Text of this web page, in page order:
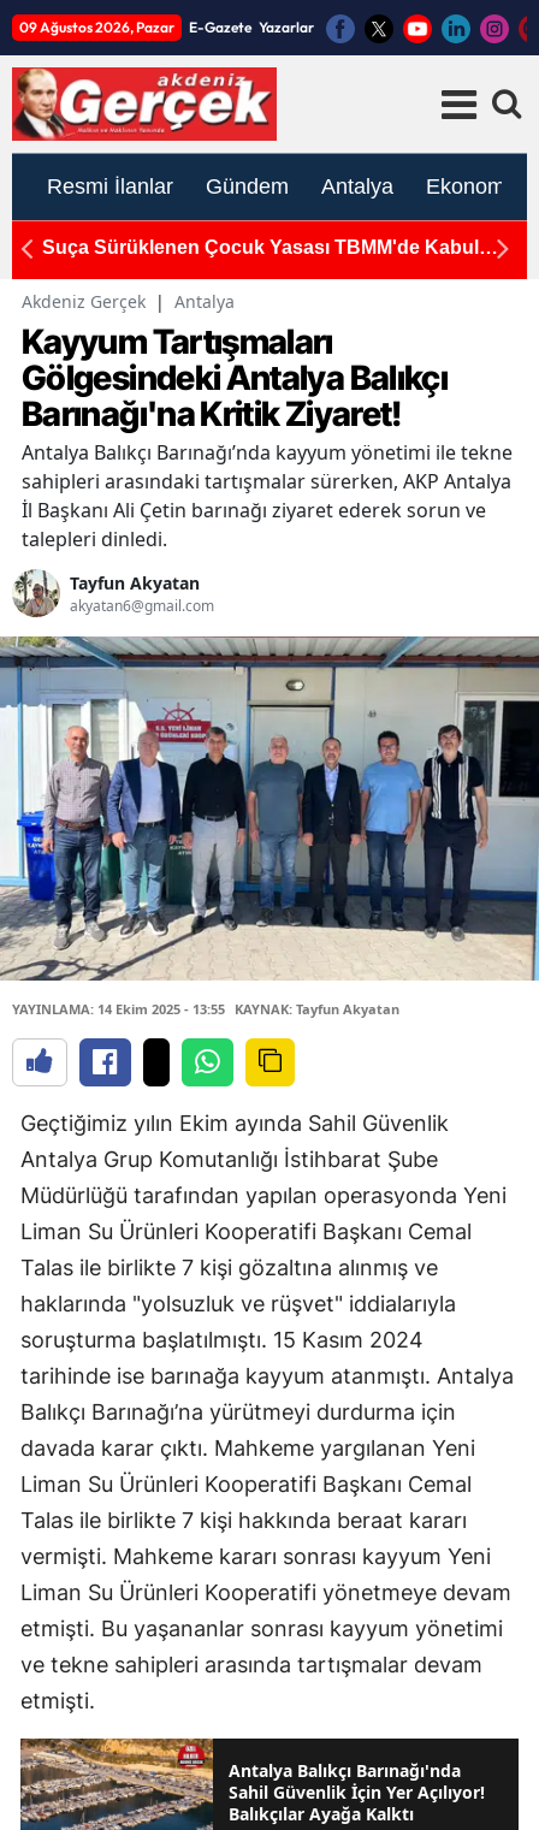
09 Ağustos 2026, Pazar E-Gazete Yazarlar
Resmi İlanlar Gündem Antalya Ekonomi
Suça Sürüklenen Çocuk Yasası TBMM'de Kabul
Akdeniz Gerçek | Antalya
Kayyum Tartışmaları
Gölgesindeki Antalya Balıkçı
Barınağı'na Kritik Ziyaret!
Antalya Balıkçı Barınağı’nda kayyum yönetimi ile tekne
sahipleri arasındaki tartışmalar sürerken, AKP Antalya
İl Başkanı Ali Çetin barınağı ziyaret ederek sorun ve
talepleri dinledi.
Tayfun Akyatan
akyatan6@gmail.com
YAYINLAMA: 14 Ekim 2025 - 13:55 KAYNAK: Tayfun Akyatan
Geçtiğimiz yılın Ekim ayında Sahil Güvenlik
Antalya Grup Komutanlığı İstihbarat Şube
Müdürlüğü tarafından yapılan operasyonda Yeni
Liman Su Ürünleri Kooperatifi Başkanı Cemal
Talas ile birlikte 7 kişi gözaltına alınmış ve
haklarında "yolsuzluk ve rüşvet" iddialarıyla
soruşturma başlatılmıştı. 15 Kasım 2024
tarihinde ise barınağa kayyum atanmıştı. Antalya
Balıkçı Barınağı’na yürütmeyi durdurma için
davada karar çıktı. Mahkeme yargılanan Yeni
Liman Su Ürünleri Kooperatifi Başkanı Cemal
Talas ile birlikte 7 kişi hakkında beraat kararı
vermişti. Mahkeme kararı sonrası kayyum Yeni
Liman Su Ürünleri Kooperatifi yönetmeye devam
etmişti. Bu yaşananlar sonrası kayyum yönetimi
ve tekne sahipleri arasında tartışmalar devam
etmişti.
Antalya Balıkçı Barınağı'nda
Sahil Güvenlik İçin Yer Açılıyor!
Balıkçılar Ayağa Kalktı